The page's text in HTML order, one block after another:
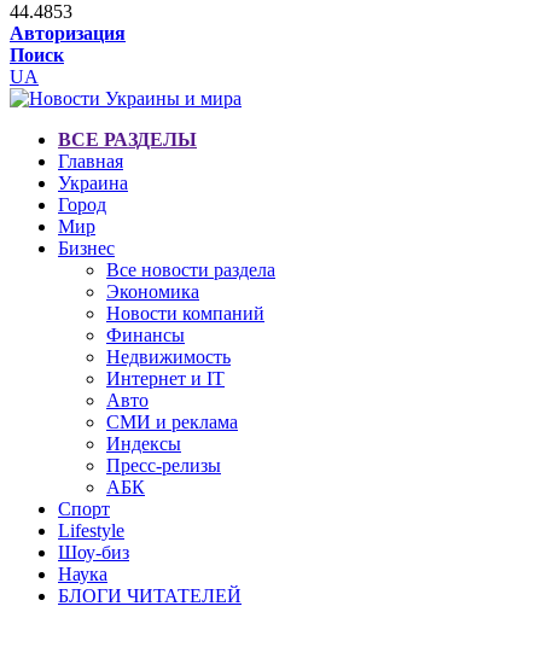
44.4853
Авторизация
Поиск
UA
ВСЕ РАЗДЕЛЫ
Главная
Украина
Город
Мир
Бизнес
Все новости раздела
Экономика
Новости компаний
Финансы
Недвижимость
Интернет и IT
Авто
СМИ и реклама
Индексы
Пресс-релизы
АБК
Спорт
Lifestyle
Шоу-биз
Наука
БЛОГИ ЧИТАТЕЛЕЙ